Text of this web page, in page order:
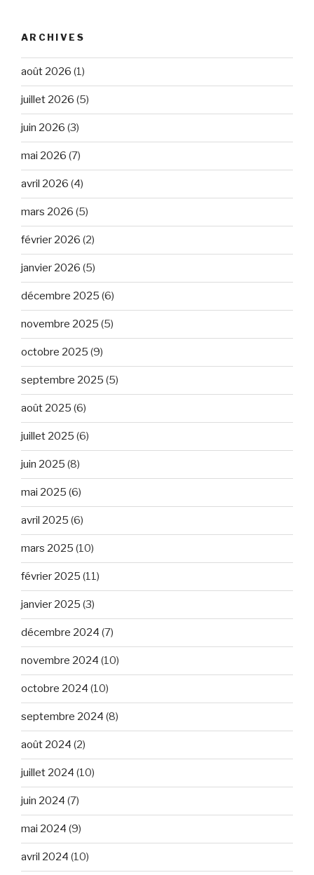
ARCHIVES
août 2026 (1)
juillet 2026 (5)
juin 2026 (3)
mai 2026 (7)
avril 2026 (4)
mars 2026 (5)
février 2026 (2)
janvier 2026 (5)
décembre 2025 (6)
novembre 2025 (5)
octobre 2025 (9)
septembre 2025 (5)
août 2025 (6)
juillet 2025 (6)
juin 2025 (8)
mai 2025 (6)
avril 2025 (6)
mars 2025 (10)
février 2025 (11)
janvier 2025 (3)
décembre 2024 (7)
novembre 2024 (10)
octobre 2024 (10)
septembre 2024 (8)
août 2024 (2)
juillet 2024 (10)
juin 2024 (7)
mai 2024 (9)
avril 2024 (10)